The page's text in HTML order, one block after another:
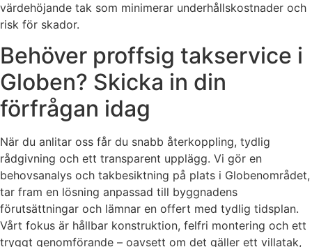
värdehöjande tak som minimerar underhållskostnader och
risk för skador.
Behöver proffsig takservice i
Globen? Skicka in din
förfrågan idag
När du anlitar oss får du snabb återkoppling, tydlig
rådgivning och ett transparent upplägg. Vi gör en
behovsanalys och takbesiktning på plats i Globenområdet,
tar fram en lösning anpassad till byggnadens
förutsättningar och lämnar en offert med tydlig tidsplan.
Vårt fokus är hållbar konstruktion, felfri montering och ett
tryggt genomförande – oavsett om det gäller ett villatak,